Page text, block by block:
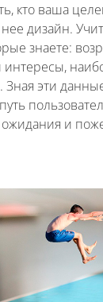
кто ваша
дизайн.
знаете:
интересы,
Зная эти
и